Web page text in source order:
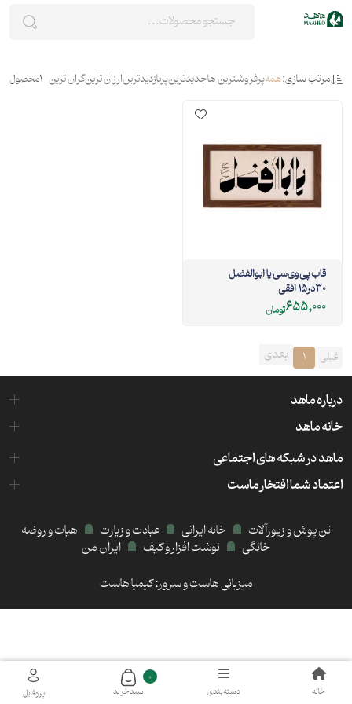
مرتب سازی:همهپرفروشترین هاجدیدترینپربازدیدترینارزان ترینگران ترین 1محصول
قاب پی‌وی‌سی یا ابوالفضل
30در15 افقی
655,000تومان
قبلی 1 بعدی
درباره ماهد
خانه ماهد
ماهد در شبکه های اجتماعی
اعتماد شما افتخار ماست
تن پوش و زیورآلات خانه ایرانی عبادت و زیارت
هیات و روضه
خانگی
نوشت افزار و کیف
ایران من
میزبانی هاست و سرور:کیمیا هاست
خانه دسته‌بندی
0
سبد‌خرید پروفایل